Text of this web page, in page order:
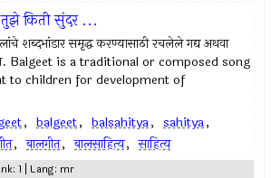
किती सुंदर ...
शब्दभांडार समृद्ध करण्यासाठी रचलेले गद्य अथवा
Balgeet is a traditional or composed song
to children for development of
, balgeet, balsahitya, sahitya,
, बालगीत, बालसाहित्य, साहित्य
1 | Lang: mr